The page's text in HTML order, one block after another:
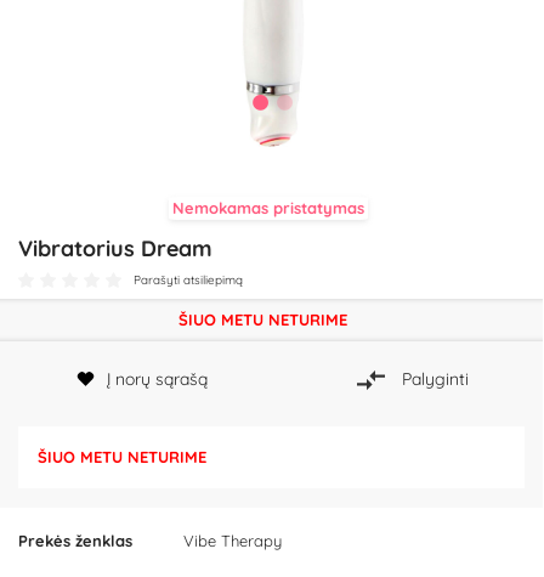
Nemokamas pristatymas
Vibratorius Dream
Parašyti atsiliepimą
Prekės ženklas Vibe Therapy
ŠIUO METU NETURIME
Į norų sąrašą Palyginti
ŠIUO METU NETURIME